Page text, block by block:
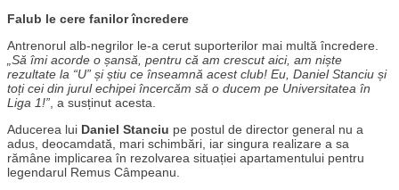
Falub le cere fanilor încredere
Antrenorul alb-negrilor le-a cerut suporterilor mai multă încredere.
„Să îmi acorde o șansă, pentru că am crescut aici, am niște
rezultate la “U” și știu ce înseamnă acest club! Eu, Daniel Stanciu și
toți cei din jurul echipei încercăm să o ducem pe Universitatea în
Liga 1!” , a susținut acesta.
Aducerea lui Daniel Stanciu pe postul de director general nu a
adus, deocamdată, mari schimbări, iar singura realizare a sa
rămâne implicarea în rezolvarea situației apartamentului pentru
legendarul Remus Câmpeanu.